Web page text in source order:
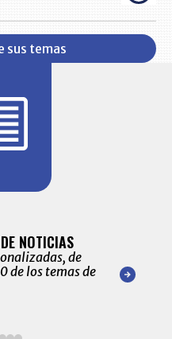
sus temas
NOTICIAS
de
de los temas de
de las